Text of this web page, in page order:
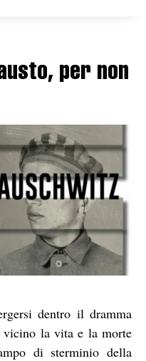
per non
dentro il dramma
vicino la vita e la morte
di sterminio della